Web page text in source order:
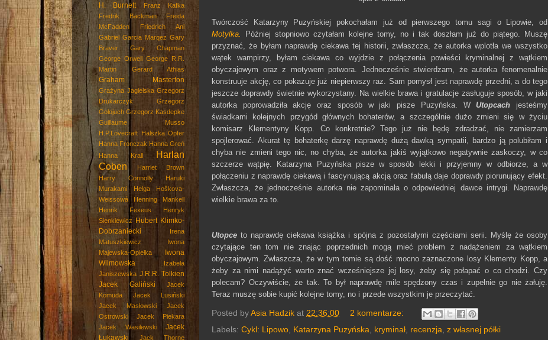
Twórczość Katarzyny Puzyńskiej pokochałam już od pierwszego tomu sagi o Lipowie, od
Motylka.
Później stopniowo czytałam kolejne tomy, no i tak doszłam już do piątego. Muszę
przyznać, że byłam naprawdę ciekawa tej historii, zwłaszcza, że autorka wplotła we wszystko
wątek wampirzy, byłam ciekawa co wyjdzie z połączenia powieści kryminalnej z wątkiem
obyczajowym oraz z motywem potwora. Jednocześnie stwierdzam, że autorka fenomenalnie
konstruuje akcję, co pokazuje już niepierwszy raz. Sam pomysł jest naprawdę przedni, a do tego
jeszcze doprawdy świetnie wykorzystany. Na wielkie brawa i gratulacje zasługuje sposób, w jaki
autorka poprowadziła akcję oraz sposób w jaki pisze Puzyńska. WUtopcach jesteśmy
świadkami kolejnych przygód głównych bohaterów, a szczególnie dużo zmieni się w życiu
komisarz Klementyny Kopp. Co konkretnie? Tego już nie będę zdradzać, nie zamierzam
spojlerować. Akurat tę bohaterkę darzę naprawdę dużą dawką sympatii, bardzo ją polubiłam i
chyba nie zmieni tego nic, no chyba, że autorka jakiś wyjątkowo negatywnie zaskoczy, w co
szczerze wątpię. Katarzyna Puzyńska pisze w sposób lekki i przyjemny w odbiorze, a w
połączeniu z naprawdę ciekawą i fascynującą akcją oraz fabułą daje doprawdy piorunujący efekt.
Zwłaszcza, że jednocześnie autorka nie zapominała o odpowiedniej dawce intrygi. Naprawdę
wielkie brawa za to.
Utopce to naprawdę ciekawa książka i spójna z pozostałymi częściami serii. Myślę że osoby
czytające ten tom nie znając poprzednich mogą mieć problem z nadążeniem za wątkiem
obyczajowym. Zwłaszcza, że w tym tomie są dość mocno zaznaczone losy Klementy Kopp, a
żeby za nimi nadążyć warto znać wcześniejsze jej losy, żeby się połapać o co chodzi. Czy
polecam? Oczywiście, że tak. To był naprawdę mile spędzony czas i zupełnie go nie żałuję.
Teraz muszę sobie kupić kolejne tomy, no i przede wszystkim je przeczytać.
Posted by Asia Hadzik at 22:36:00
2 komentarze:
Labels: Cykl: Lipowo Katarzyna Puzyńska kryminał recenzja z własnej półki
H. Burnett
Franz Kafka
Fredrik Backman
Freida
McFadden
Friedrich Ani
Gabriel Garcia Marqez Gary
Braver
Gary Chapman
George Orwell
George R.R.
Martin
Gerard Athias
Graham Masterton
Grażyna Jagielska Grzegorz
Drukarczyk
Grzegorz
Golojuch Grzegorz Kasdepke
Guillaume Musso
H.P.Lovecraft
Halszka Opfer
Hanna Fronczak Hanna Greń
Hanna Krall
Harlan
Coben
Harriet Brown
Harry Connolly
Haruki
Murakami
Helga Hoškova-
Weissowá
Henning Mankell
Henrik Fexeus
Henryk
Sienkiewicz
Hubert Klimko-
Dobrzaniecki
Irena
Matuszkiewicz
Iwona
Majewska-Opiełka
Iwona
Wilmowska
Izabela
Janiszewska J.R.R. Tolkien
Jacek Galiński
Jacek
Komuda
Jacek Lusiński
Jacek Masłowski
Jacek
Ostrowski
Jacek Piekara
Jacek Wasilewski
Jacek
Łukawski
Jack Thorne